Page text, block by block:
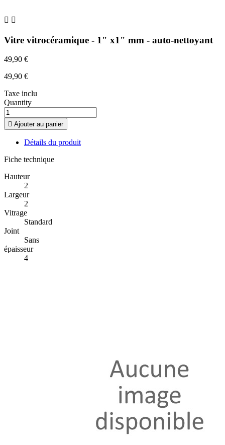
 
Vitre vitrocéramique - 1" x1" mm - auto-nettoyant
49,90 €
49,90 €
Taxe inclu
Quantity
 Ajouter au panier
Détails du produit
Fiche technique
Hauteur
2
Largeur
2
Vitrage
Standard
Joint
Sans
épaisseur
4